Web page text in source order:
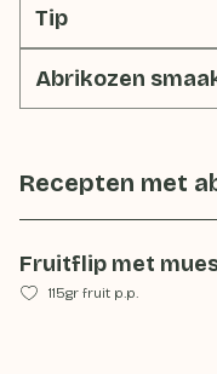
Tip
Abrikozen
Recepten met
Fruitflip met
115gr fruit p.p.